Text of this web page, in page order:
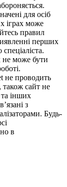
для осіб
іграх може
правил
перших
не може бути
не проводить
також сайт не
інших
з
Будь-
в